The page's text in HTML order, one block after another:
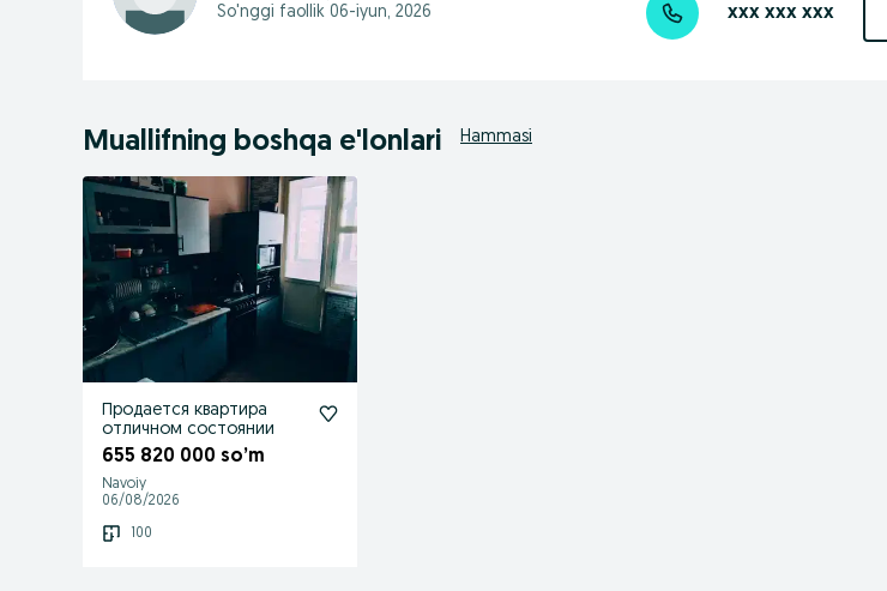
So'nggi faollik 06-iyun, 2026
xxx xxx xxx
Muallifning boshqa e'lonlari Hammasi
Продается квартира
отличном состоянии
655 820 000 so’m
Navoiy
06/08/2026
100